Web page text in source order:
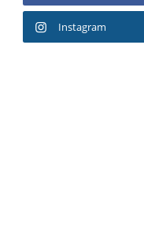
Instagram